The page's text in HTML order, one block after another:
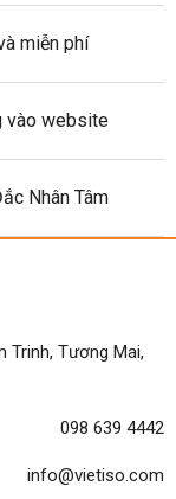
miễn phí
vào website
Nhân Tâm
Trinh, Tương Mai,
098 639 4442
info@vietiso.com